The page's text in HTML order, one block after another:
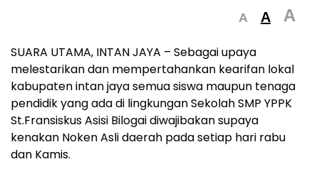
A A A
SUARA UTAMA, INTAN JAYA – Sebagai upaya
melestarikan dan mempertahankan kearifan lokal
kabupaten intan jaya semua siswa maupun tenaga
pendidik yang ada di lingkungan Sekolah SMP YPPK
St.Fransiskus Asisi Bilogai diwajibakan supaya
kenakan Noken Asli daerah pada setiap hari rabu
dan Kamis.